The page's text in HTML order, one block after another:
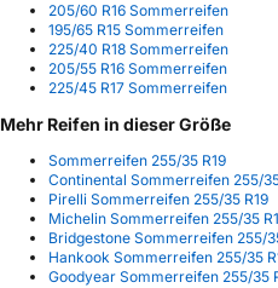
205/60 R16 Sommerreifen
195/65 R15 Sommerreifen
225/40 R18 Sommerreifen
205/55 R16 Sommerreifen
225/45 R17 Sommerreifen
Mehr Reifen in dieser Größe
Sommerreifen 255/35 R19
Continental Sommerreifen 255/
Pirelli Sommerreifen 255/35 R19
Michelin Sommerreifen 255/35
Bridgestone Sommerreifen 255/
Hankook Sommerreifen 255/35
Goodyear Sommerreifen 255/35